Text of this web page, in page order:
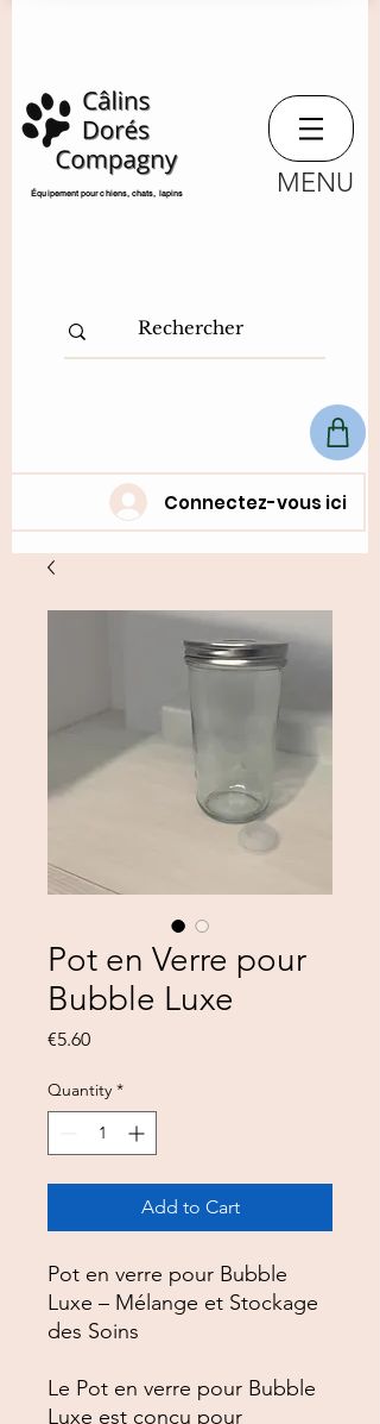
​Équipement pour chiens, chats, lapins MENU
Connectez-vous ici
Pot en Verre pour
Bubble Luxe
€5.60Price
Quantity *
Add to Cart
Pot en verre pour Bubble
Luxe – Mélange et Stockage
des Soins
Le Pot en verre pour Bubble
Luxe est conçu pour